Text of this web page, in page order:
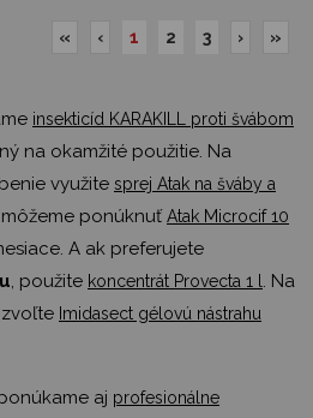
« ‹ 1 2 3 › »
insekticíd KARAKILL proti švábom
na okamžité použitie. Na
využite sprej Atak na šváby a
ponúknuť Atak Microcif 10
A ak preferujete
, použite koncentrát Provecta 1 l . Na
Imidasect gélovú nástrahu
aj profesionálne